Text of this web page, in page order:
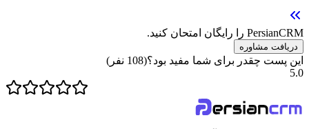
PersianCRM را رایگان امتحان کنید.
دریافت مشاوره
این پست چقدر برای شما مفید بود؟(
108 نفر)
5.0